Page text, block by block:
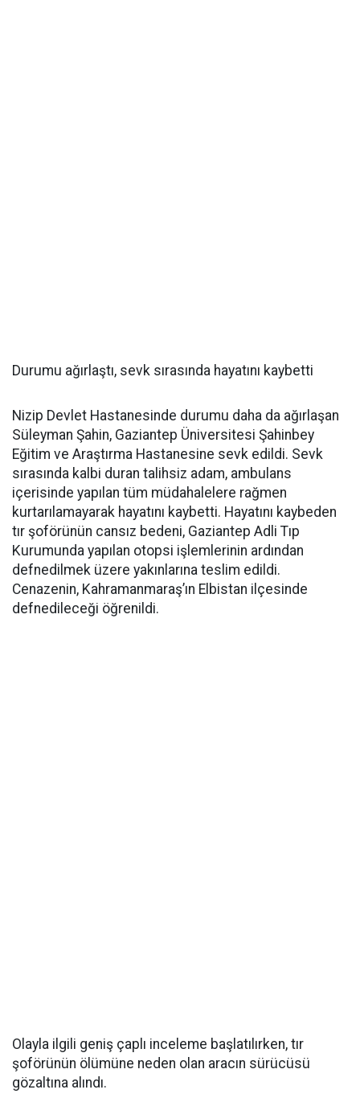
Durumu ağırlaştı, sevk sırasında hayatını kaybetti
Nizip Devlet Hastanesinde durumu daha da ağırlaşan
Süleyman Şahin, Gaziantep Üniversitesi Şahinbey
Eğitim ve Araştırma Hastanesine sevk edildi. Sevk
sırasında kalbi duran talihsiz adam, ambulans
içerisinde yapılan tüm müdahalelere rağmen
kurtarılamayarak hayatını kaybetti. Hayatını kaybeden
tır şoförünün cansız bedeni, Gaziantep Adli Tıp
Kurumunda yapılan otopsi işlemlerinin ardından
defnedilmek üzere yakınlarına teslim edildi.
Cenazenin, Kahramanmaraş’ın Elbistan ilçesinde
defnedileceği öğrenildi.
Olayla ilgili geniş çaplı inceleme başlatılırken, tır
şoförünün ölümüne neden olan aracın sürücüsü
gözaltına alındı.